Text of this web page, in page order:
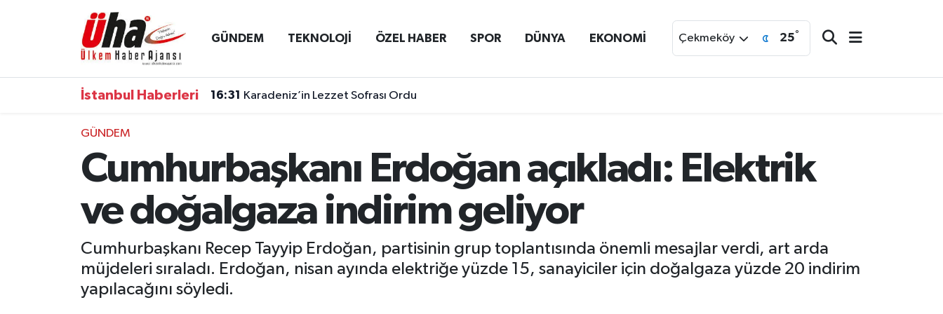
GÜNDEM TEKNOLOJİ ÖZEL HABER SPOR DÜNYA EKONOMİ Çekmeköy 25°
İstanbul Haberleri 16:31 Karadeniz’in Lezzet Sofrası Ordu
GÜNDEM
Cumhurbaşkanı Erdoğan açıkladı: Elektrik
ve doğalgaza indirim geliyor
Cumhurbaşkanı Recep Tayyip Erdoğan, partisinin grup toplantısında önemli mesajlar verdi, art arda
müjdeleri sıraladı. Erdoğan, nisan ayında elektriğe yüzde 15, sanayiciler için doğalgaza yüzde 20 indirim
yapılacağını söyledi.
İstanbul Nöbetçi Eczaneler
İstanbul Hava Durumu
İstanbul Namaz Vakitleri
İstanbul Trafik Yoğunluk Haritası
Süper Lig Puan Durumu ve Fikstür
Son Dakika Haberleri